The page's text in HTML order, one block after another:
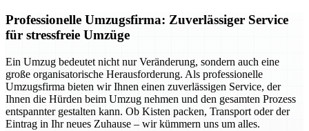
Professionelle Umzugsfirma: Zuverlässiger Service
für stressfreie Umzüge
Ein Umzug bedeutet nicht nur Veränderung, sondern auch eine
große organisatorische Herausforderung. Als professionelle
Umzugsfirma bieten wir Ihnen einen zuverlässigen Service, der
Ihnen die Hürden beim Umzug nehmen und den gesamten Prozess
entspannter gestalten kann. Ob Kisten packen, Transport oder der
Eintrag in Ihr neues Zuhause – wir kümmern uns um alles.